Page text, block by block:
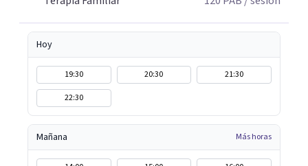
Hoy
19:30 20:30
21:30
22:30
Mañana Más horas